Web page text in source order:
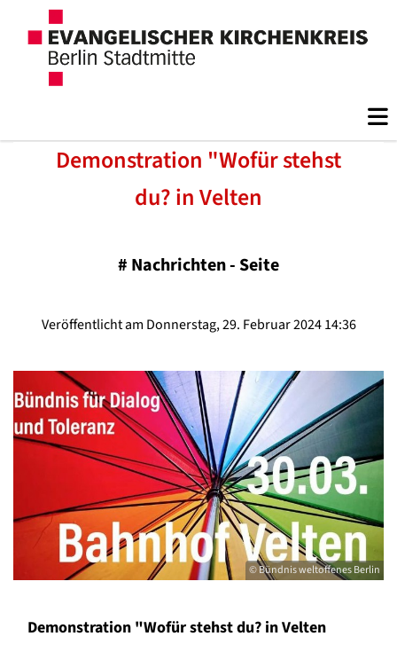
Demonstration "Wofür stehst
du? in Velten
# Nachrichten - Seite
Veröffentlicht am Donnerstag, 29. Februar 2024 14:36
© Bündnis weltoffenes Berlin
Demonstration "Wofür stehst du? in Velten